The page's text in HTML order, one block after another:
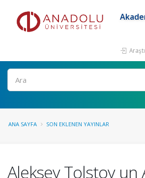
Ara
ANA SAYFA SON EKLENEN YAYINLAR
Aleksey Tolstoy un